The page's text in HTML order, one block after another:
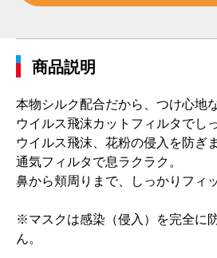
商品説明
本物シルク配合だから、つけ心地
ウイルス飛沫カットフィルタでし
ウイルス飛沫、花粉の侵入を防ぎま
通気フィルタで息ラクラク。
鼻から頬周りまで、しっかりフィ
※マスクは感染（侵入）を完全に
ん。